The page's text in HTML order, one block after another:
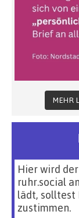
MEHR
Hier wird
ruhr.social
lädt, solltest
zustimmen.